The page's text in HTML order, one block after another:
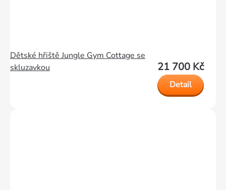
Dětské hřiště Jungle Gym Cottage se
skluzavkou
21 700 Kč
Detail